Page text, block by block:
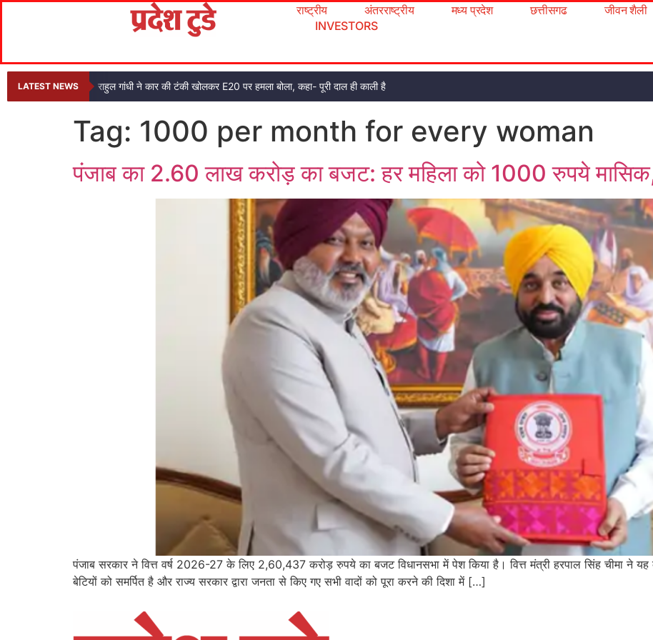
राष्ट्रीय अंतरराष्ट्रीय मध्य प्रदेश छत्तीसगढ जीवन शैली
INVESTORS
LATEST NEWS राहुल गांधी ने कार की टंकी खोलकर E20 पर हमला बोला, कहा- पूरी दाल ही काली है
Tag: 1000 per month for every woman
पंजाब का 2.60 लाख करोड़ का बजट: हर महिला को 1000 रुपये मासिक,
पंजाब सरकार ने वित्त वर्ष 2026-27 के लिए 2,60,437 करोड़ रुपये का बजट विधानसभा में पेश किया है। वित्त मंत्री हरपाल सिंह चीमा ने
बेटियों को समर्पित है और राज्य सरकार द्वारा जनता से किए गए सभी वादों को पूरा करने की दिशा में […]